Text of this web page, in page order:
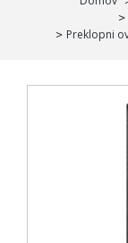
Preklopni